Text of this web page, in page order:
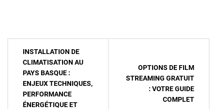
Navigation
l’article
INSTALLATION DE
CLIMATISATION AU
PAYS BASQUE :
ENJEUX TECHNIQUES,
PERFORMANCE
ÉNERGÉTIQUE ET
OPTIONS DE FILM
STREAMING GRATUIT
: VOTRE GUIDE
COMPLET